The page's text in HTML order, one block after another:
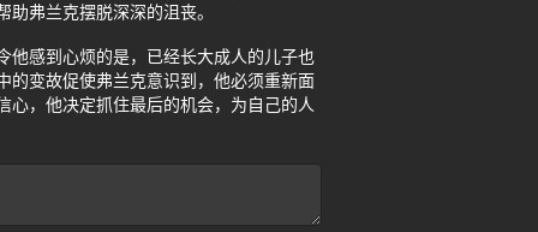
弗兰克摆脱深深的沮丧。
感到心烦的是，已经长大成人的儿子也
的变故促使弗兰克意识到，他必须重新面
，他决定抓住最后的机会，为自己的人